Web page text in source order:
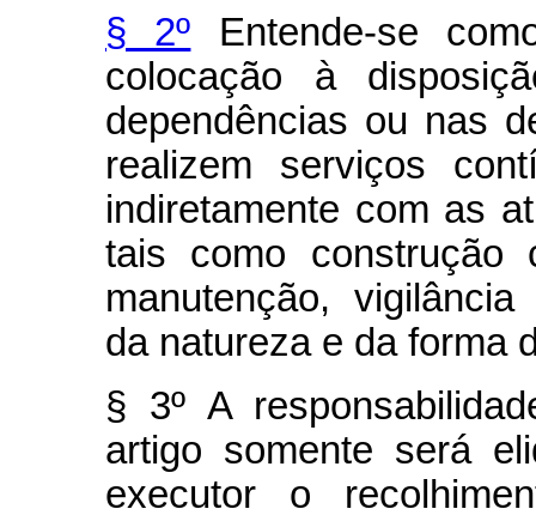
§ 2º Entende-se
colocação à
dependências ou nas
realizem serviços
indiretamente com as
tais como construção
manutenção,
da natureza e da forma
§ 3º A
artigo somente será
executor o